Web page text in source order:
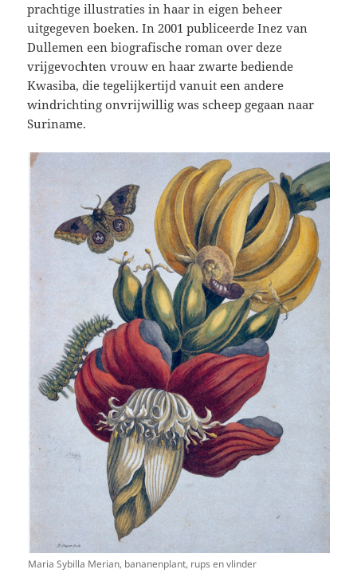
prachtige illustraties in haar in eigen beheer
uitgegeven boeken. In 2001 publiceerde Inez van
Dullemen een biografische roman over deze
vrijgevochten vrouw en haar zwarte bediende
Kwasiba, die tegelijkertijd vanuit een andere
windrichting onvrijwillig was scheep gegaan naar
Suriname.
Maria Sybilla Merian, bananenplant, rups en vlinder